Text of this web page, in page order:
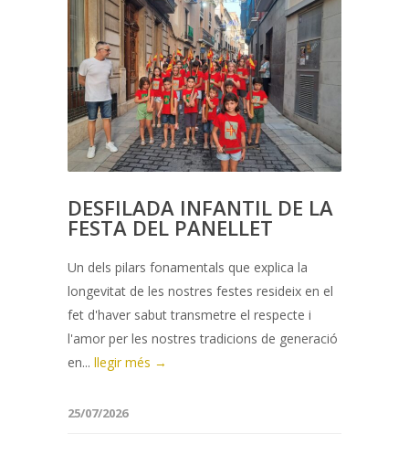
DESFILADA INFANTIL DE LA
FESTA DEL PANELLET
Un dels pilars fonamentals que explica la
longevitat de les nostres festes resideix en el
fet d'haver sabut transmetre el respecte i
l'amor per les nostres tradicions de generació
en... llegir més →
25/07/2026